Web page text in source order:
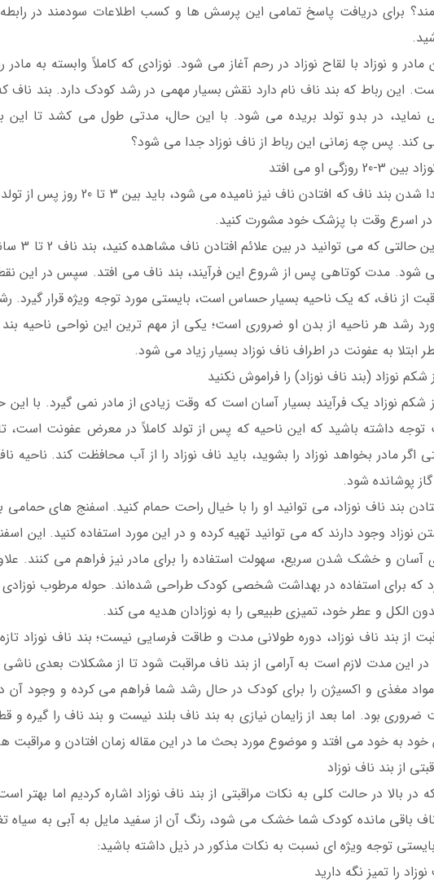
برای دریافت پاسخ تمامی این پرسش ها و کسب اطلاعات سودمند در
مادر و نوزاد با لقاح نوزاد در رحم آغاز می شود. نوزادی که کاملاً وابسته به
این رباط که بند ناف نام دارد نقش بسیار مهمی در رشد کودک دارد. بند ناف
نماید، در بدو تولد بریده می شود. با این حال، مدتی طول می کشد تا این
کند. پس چه زمانی این رباط از ناف نوزاد جدا می شود؟
روزگی او می افتد
فرآیند جدا شدن بند ناف که
اسرع وقت با پزشک خود مشورت کنید.
راحت
مدت کوتاهی پس از شروع این فرآیند، بند ناف می افتد. سپس در این
از ناف، که یک ناحیه بسیار حساس است، بایستی مورد توجه ویژه قرار
رشد هر ناحیه از بدن او ضروری است؛ یکی از مهم ترین این نواحی ناحیه
ابتلا به عفونت در اطراف ناف نوزاد بسیار زیاد می شود.
شکم نوزاد (بند ناف نوزاد) را فراموش نکنید
شکم نوزاد یک فرآیند بسیار آسان است که وقت زیادی از مادر نمی گیرد. با این
توجه داشته باشید که این ناحیه که پس از تولد کاملاً در معرض عفونت است،
اگر مادر بخواهد نوزاد را بشوید، باید ناف نوزاد را از آب محافظت کند. ناحیه
پوشانده شود.
بند ناف نوزاد، می توانید او را با خیال راحت حمام کنید. اسفنج های
نوزاد وجود دارند که می توانید تهیه کرده و در این مورد استفاده کنید. این
و خشک شدن سریع، سهولت استفاده را برای مادر نیز فراهم می کنند.
که برای استفاده در بهداشت شخصی کودک طراحی شده‌اند. حوله مرطوب
الکل و عطر خود، تمیزی طبیعی را به نوزادان هدیه می کند.
این مدت لازم است به آرامی از بند ناف مراقبت شود تا از مشکلات بعدی ناشی
مواد مغذی و اکسیژن را برای کودک در حال رشد شما فراهم می کرده و وجود
ضروری بود. اما بعد از زایمان نیازی به بند ناف بلند نیست و بند ناف را گیره
به خود می افتد و موضوع مورد بحث ما در این مقاله زمان افتادن و مراقبت
از بند ناف نوزاد
در بالا در حالت کلی به نکات مراقبتی از بند ناف نوزاد اشاره کردیم اما
بایستی توجه ویژه ای نسبت به نکات مذکور در ذیل داشته باشید:
را تمیز نگه دارید